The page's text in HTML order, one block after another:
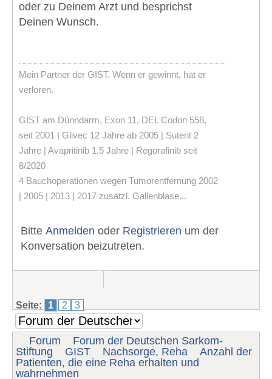
oder zu Deinem Arzt und besprichst
Deinen Wunsch.
Mein Partner der GIST. Wenn er gewinnt, hat er
verloren.
GIST am Dünndarm, Exon 11, DEL Codon 558,
seit 2001 | Glivec 12 Jahre ab 2005 | Sutent 2
Jahre | Avapritinib 1,5 Jahre | Regorafinib seit
8/2020
4 Bauchoperationen wegen Tumorentfernung 2002
| 2005 | 2013 | 2017 zusätzl. Gallenblase...
Bitte Anmelden oder Registrieren um der
Konversation beizutreten.
Seite: 1 2 3
Forum
Forum der Deutschen Sarkom-
Stiftung
GIST Nachsorge, Reha
Anzahl der
Patienten, die eine Reha erhalten und
wahrnehmen